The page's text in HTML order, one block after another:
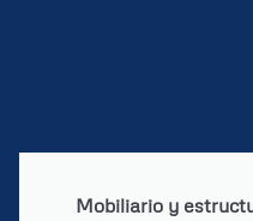
Mobiliario y